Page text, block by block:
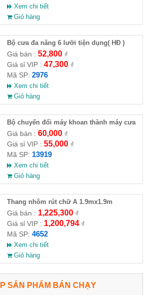
Xem chi tiết
Giỏ hàng
Bộ cưa đa năng 6 lưỡi tiện dụng( HĐ )
Giá bán : 52,800₫
Giá sỉ VIP : 47,300₫
Mã SP: 2976
Xem chi tiết
Giỏ hàng
Bộ chuyển đổi máy khoan thành máy cưa
(loại có thương hiệu)
Giá bán : 60,000₫
Giá sỉ VIP : 55,000₫
Mã SP: 13919
Xem chi tiết
Giỏ hàng
Thang nhôm rút chữ A 1.9mx1.9m
Giá bán : 1,225,300₫
Giá sỉ VIP : 1,200,794₫
Mã SP: 4652
Xem chi tiết
Giỏ hàng
SẢN PHẨM BÁN CHẠY